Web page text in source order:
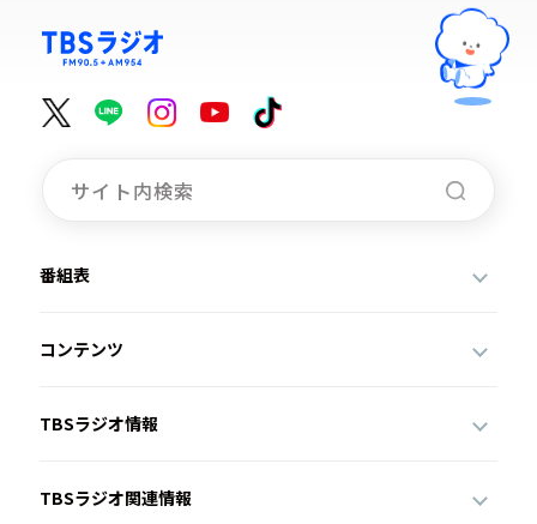
番組表
コンテンツ
TBSラジオ情報
TBSラジオ関連情報